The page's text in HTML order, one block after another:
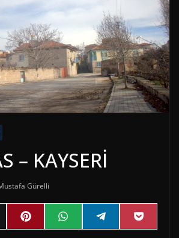
– KAYSERİ
Gürelli
Share
on
P
i
Share
on
W
h
Share
on
e
Share
on
P
o